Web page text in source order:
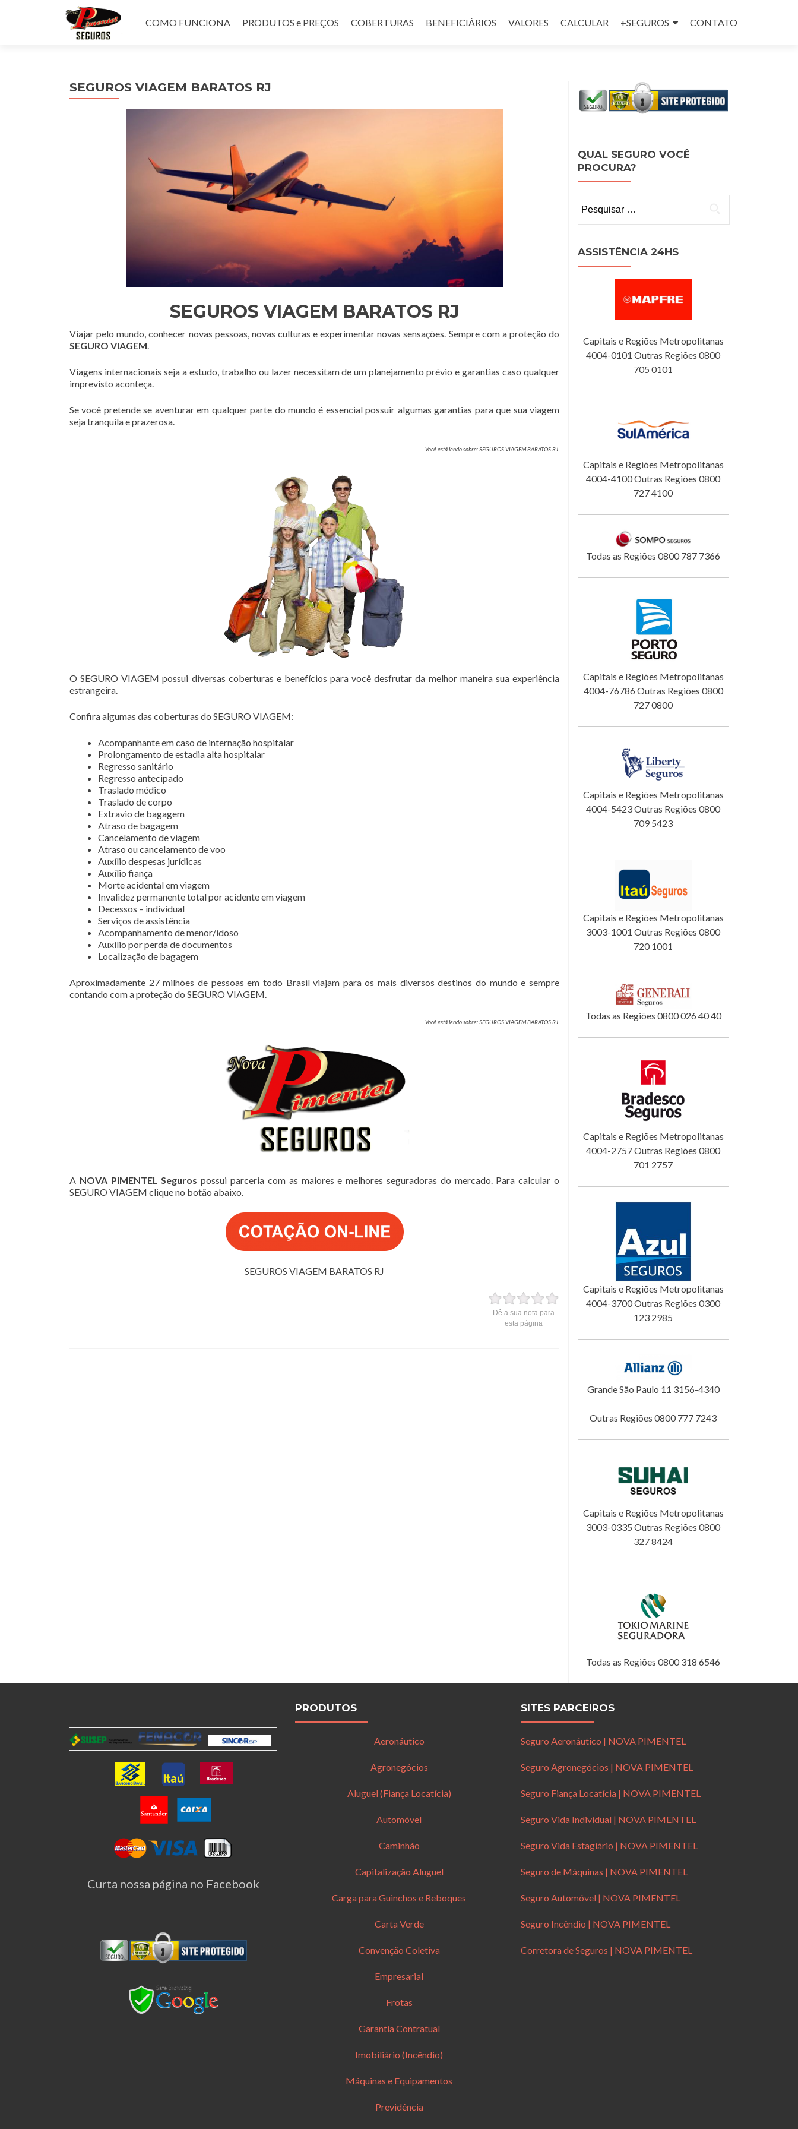
para
COMO FUNCIONA PRODUTOS e PREÇOS COBERTURAS BENEFICIÁRIOS VALORES CALCULAR +SEGUROS CONTATO
SEGUROS VIAGEM BARATOS RJ
SEGUROS VIAGEM BARATOS RJ
Viajar pelo mundo, conhecer novas pessoas, novas culturas e experimentar novas sensações. Sempre com a proteção do
SEGURO VIAGEM.
Viagens internacionais seja a estudo, trabalho ou lazer necessitam de um planejamento prévio e garantias caso qualquer
imprevisto aconteça.
Se você pretende se aventurar em qualquer parte do mundo é essencial possuir algumas garantias para que sua viagem
seja tranquila e prazerosa.
Você está lendo sobre: SEGUROS VIAGEM BARATOS RJ.
O SEGURO VIAGEM possui diversas coberturas e benefícios para você desfrutar da melhor maneira sua experiência
estrangeira.
Confira algumas das coberturas do SEGURO VIAGEM:
Acompanhante em caso de internação hospitalar
Prolongamento de estadia alta hospitalar
Regresso sanitário
Regresso antecipado
Traslado médico
Traslado de corpo
Extravio de bagagem
Atraso de bagagem
Cancelamento de viagem
Atraso ou cancelamento de voo
Auxílio despesas jurídicas
Auxílio fiança
Morte acidental em viagem
Invalidez permanente total por acidente em viagem
Decessos – individual
Serviços de assistência
Acompanhamento de menor/idoso
Auxílio por perda de documentos
Localização de bagagem
Aproximadamente 27 milhões de pessoas em todo Brasil viajam para os mais diversos destinos do mundo e sempre
contando com a proteção do SEGURO VIAGEM.
Você está lendo sobre: SEGUROS VIAGEM BARATOS RJ.
A NOVA PIMENTEL Seguros possui parceria com as maiores e melhores seguradoras do mercado. Para calcular o
SEGURO VIAGEM clique no botão abaixo.
SEGUROS VIAGEM BARATOS RJ
Dê a sua nota para
esta página
QUAL SEGURO VOCÊ
PROCURA?
por:
ASSISTÊNCIA 24HS
Capitais e Regiões Metropolitanas
4004-0101 Outras Regiões 0800
705 0101
Capitais e Regiões Metropolitanas
4004-4100 Outras Regiões 0800
727 4100
Todas as Regiões 0800 787 7366
Capitais e Regiões Metropolitanas
4004-76786 Outras Regiões 0800
727 0800
Capitais e Regiões Metropolitanas
4004-5423 Outras Regiões 0800
709 5423
Capitais e Regiões Metropolitanas
3003-1001 Outras Regiões 0800
720 1001
Todas as Regiões 0800 026 40 40
Capitais e Regiões Metropolitanas
4004-2757 Outras Regiões 0800
701 2757
Capitais e Regiões Metropolitanas
4004-3700 Outras Regiões 0300
123 2985
Grande São Paulo 11 3156-4340
Outras Regiões 0800 777 7243
Capitais e Regiões Metropolitanas
3003-0335 Outras Regiões 0800
327 8424
Todas as Regiões 0800 318 6546
Curta nossa página no Facebook
PRODUTOS
Aeronáutico
Agronegócios
Aluguel (Fiança Locatícia)
Automóvel
Caminhão
Capitalização Aluguel
Carga para Guinchos e Reboques
Carta Verde
Convenção Coletiva
Empresarial
Frotas
Garantia Contratual
Imobiliário (Incêndio)
Máquinas e Equipamentos
Previdência
SITES PARCEIROS
Seguro Aeronáutico | NOVA PIMENTEL
Seguro Agronegócios | NOVA PIMENTEL
Seguro Fiança Locatícia | NOVA PIMENTEL
Seguro Vida Individual | NOVA PIMENTEL
Seguro Vida Estagiário | NOVA PIMENTEL
Seguro de Máquinas | NOVA PIMENTEL
Seguro Automóvel | NOVA PIMENTEL
Seguro Incêndio | NOVA PIMENTEL
Corretora de Seguros | NOVA PIMENTEL